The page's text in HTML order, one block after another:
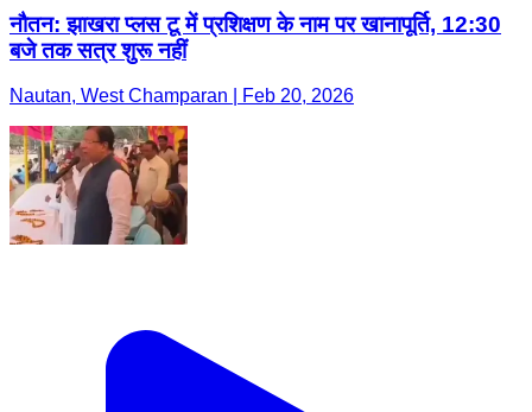
नौतन: झाखरा प्लस टू में प्रशिक्षण के नाम पर खानापूर्ति, 12:30
बजे तक सत्र शुरू नहीं
Nautan, West Champaran | Feb 20, 2026